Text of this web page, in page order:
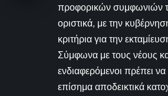
προφορικών συμφωνιών
οριστικά, με την
κριτήρια για την
Σύμφωνα με τους νέους
ενδιαφερόμενοι πρέπει
επίσημα αποδεικτικά